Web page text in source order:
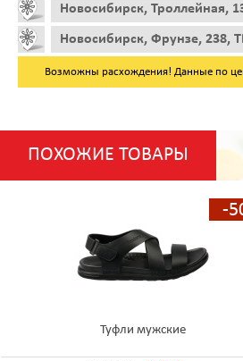
Новосибирск, Троллейная,
Новосибирск, Фрунзе,
Возможны расхождения! Данные по
ПОХОЖИЕ ТОВАРЫ
-
Туфли мужские